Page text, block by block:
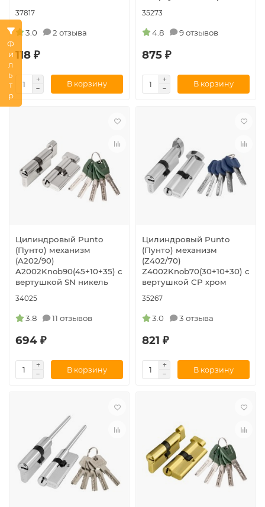
Фильтр
37817
3.0 2 отзыва
118 ₽
В корзину
35273
4.8 9 отзывов
875 ₽
В корзину
Цилиндровый Punto
(Пунто) механизм
(A202/90)
A2002Knob90(45+10+35) с
вертушкой SN никель
34025
3.8 11 отзывов
694 ₽
В корзину
Цилиндровый Punto
(Пунто) механизм
(Z402/70)
Z4002Knob70(30+10+30) с
вертушкой CP хром
35267
3.0 3 отзыва
821 ₽
В корзину